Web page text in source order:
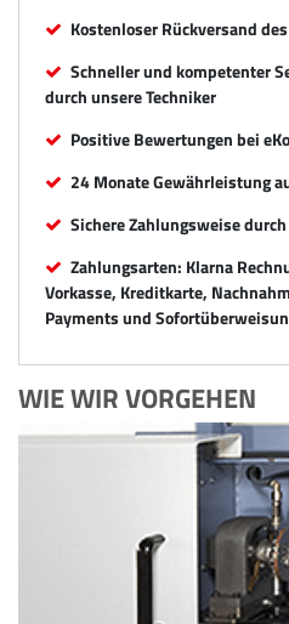
Kostenloser Rückversand
Schneller und kompetenter
durch unsere Techniker
Positive Bewertungen bei
24 Monate Gewährleistung
Sichere Zahlungsweise
Zahlungsarten: Klarna
Vorkasse, Kreditkarte,
Payments und
WIE WIR VORGEHEN